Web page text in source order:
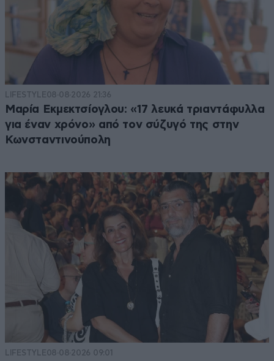
LIFESTYLE08·08·2026 21:36
Μαρία Εκμεκτσίογλου: «17 λευκά τριαντάφυλλα
για έναν χρόνο» από τον σύζυγό της στην
Κωνσταντινούπολη
LIFESTYLE08·08·2026 09:01